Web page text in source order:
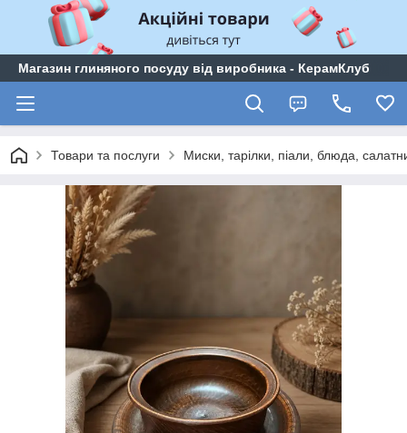
Магазин глиняного посуду від виробника - КерамКлуб
Товари та послуги Миски, тарілки, піали, блюда,